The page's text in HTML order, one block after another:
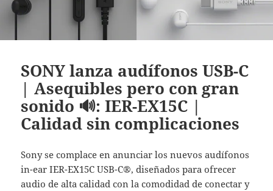
SONY lanza audífonos USB-C
| Asequibles pero con gran
sonido 🔊: IER-EX15C |
Calidad sin complicaciones
Sony se complace en anunciar los nuevos audífonos
in-ear IER-EX15C USB-C®, diseñados para ofrecer
audio de alta calidad con la comodidad de conectar y